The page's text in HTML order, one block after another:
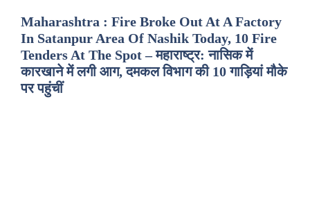
Maharashtra : Fire Broke Out At A Factory
In Satanpur Area Of Nashik Today, 10 Fire
Tenders At The Spot – महाराष्ट्र: नासिक में
कारखाने में लगी आग, दमकल विभाग की 10 गाड़ियां मौके
पर पहुंचीं